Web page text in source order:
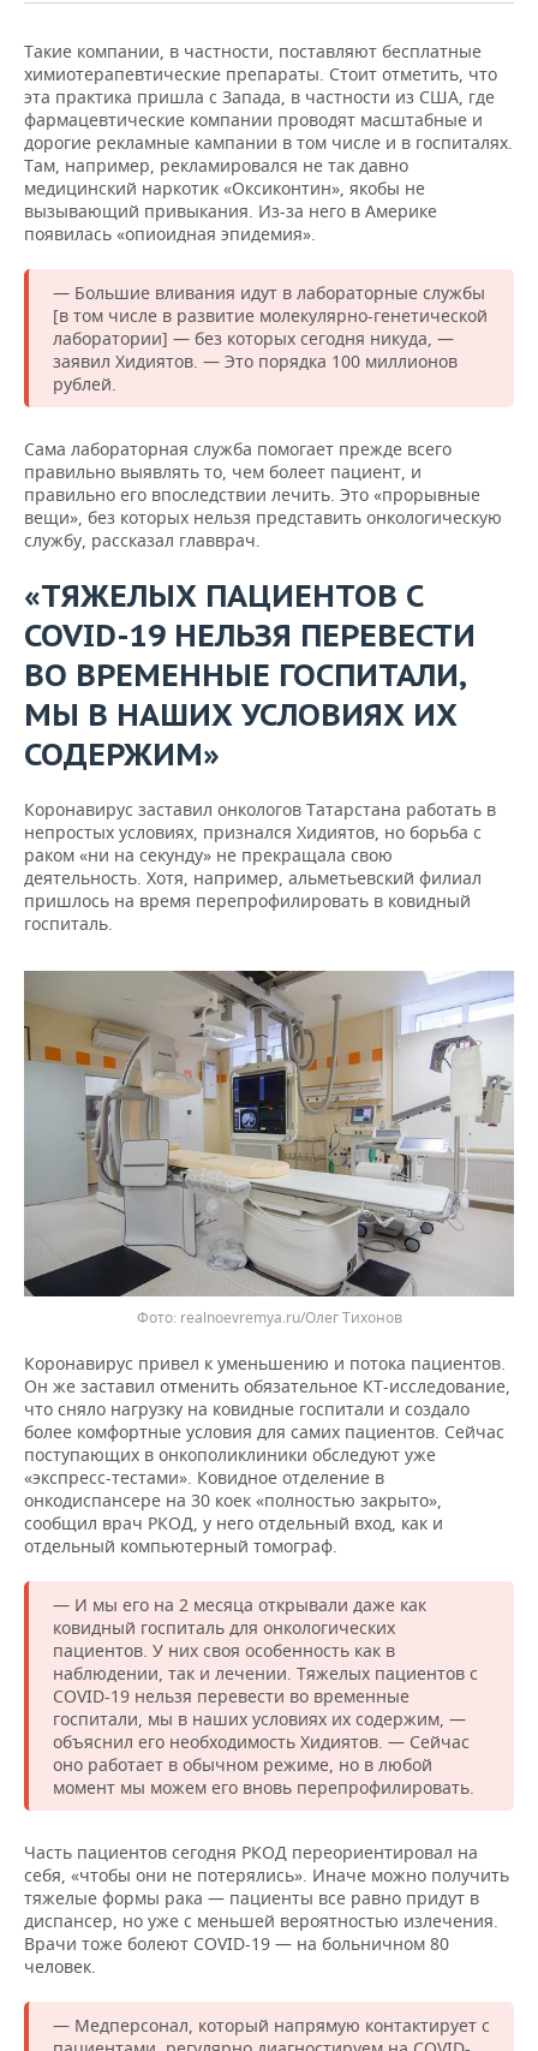
Такие компании, в частности, поставляют бесплатные
химиотерапевтические препараты. Стоит отметить, что
эта практика пришла с Запада, в частности из США, где
фармацевтические компании проводят масштабные и
дорогие рекламные кампании в том числе и в госпиталях.
Там, например, рекламировался не так давно
медицинский наркотик «Оксиконтин», якобы не
вызывающий привыкания. Из-за него в Америке
появилась «опиоидная эпидемия».
— Большие вливания идут в лабораторные службы
[в том числе в развитие молекулярно-генетической
лаборатории] — без которых сегодня никуда, —
заявил Хидиятов. — Это порядка 100 миллионов
рублей.
Сама лабораторная служба помогает прежде всего
правильно выявлять то, чем болеет пациент, и
правильно его впоследствии лечить. Это «прорывные
вещи», без которых нельзя представить онкологическую
службу, рассказал главврач.
«ТЯЖЕЛЫХ ПАЦИЕНТОВ С
COVID-19 НЕЛЬЗЯ ПЕРЕВЕСТИ
ВО ВРЕМЕННЫЕ ГОСПИТАЛИ,
МЫ В НАШИХ УСЛОВИЯХ ИХ
СОДЕРЖИМ»
Коронавирус заставил онкологов Татарстана работать в
непростых условиях, признался Хидиятов, но борьба с
раком «ни на секунду» не прекращала свою
деятельность. Хотя, например, альметьевский филиал
пришлось на время перепрофилировать в ковидный
госпиталь.
realnoevremya.ru/Олег Тихонов
Коронавирус привел к уменьшению и потока пациентов.
Он же заставил отменить обязательное КТ-исследование,
что сняло нагрузку на ковидные госпитали и создало
более комфортные условия для самих пациентов. Сейчас
поступающих в онкополиклиники обследуют уже
«экспресс-тестами». Ковидное отделение в
онкодиспансере на 30 коек «полностью закрыто»,
сообщил врач РКОД, у него отдельный вход, как и
отдельный компьютерный томограф.
— И мы его на 2 месяца открывали даже как
ковидный госпиталь для онкологических
пациентов. У них своя особенность как в
наблюдении, так и лечении. Тяжелых пациентов с
COVID-19 нельзя перевести во временные
госпитали, мы в наших условиях их содержим, —
объяснил его необходимость Хидиятов. — Сейчас
оно работает в обычном режиме, но в любой
момент мы можем его вновь перепрофилировать.
Часть пациентов сегодня РКОД переориентировал на
себя, «чтобы они не потерялись». Иначе можно получить
тяжелые формы рака — пациенты все равно придут в
диспансер, но уже с меньшей вероятностью излечения.
Врачи тоже болеют COVID-19 — на больничном 80
человек.
— Медперсонал, который напрямую контактирует с